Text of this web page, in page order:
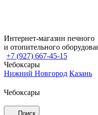
Интернет-магазин печного
и отопительного
+7 (927) 667-45-15
Чебоксары
Нижний Новгород Казань
Чебоксары
Поиск